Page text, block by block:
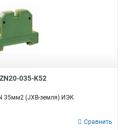
035-K52
35мм2 (JXB-земля) ИЭК
Сравнить